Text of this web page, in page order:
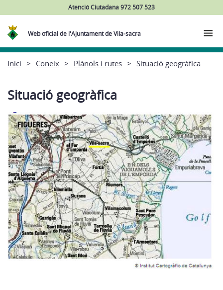
Atenció Ciutadana 972 507 523
Web oficial de l'Ajuntament de Vila-sacra
Inici Coneix Plànols i rutes Situació geogràfica
Situació geogràfica